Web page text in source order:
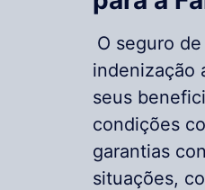
O seguro
indenização
seus
condições
garantias
situações,